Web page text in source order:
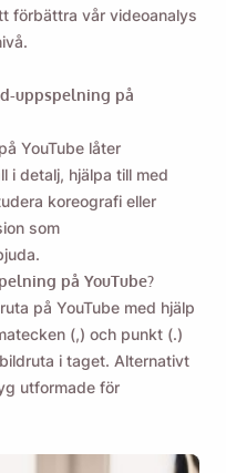
förbättra vår videoanalys
uppspelning på
YouTube låter
i detalj, hjälpa till med
koreografi eller
som
på YouTube?
på YouTube med hjälp
(,) och punkt (.)
i taget. Alternativt
utformade för